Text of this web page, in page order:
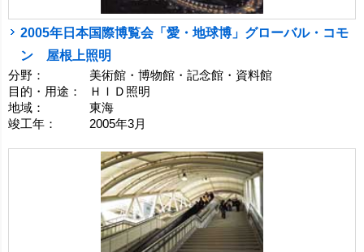
2005年日本国際博覧会「愛・地球博」グローバル・コモ
ン 屋根上照明
分野：
美術館・博物館・記念館・資料館
目的・用途：
ＨＩＤ照明
地域：
東海
竣工年：
2005年3月